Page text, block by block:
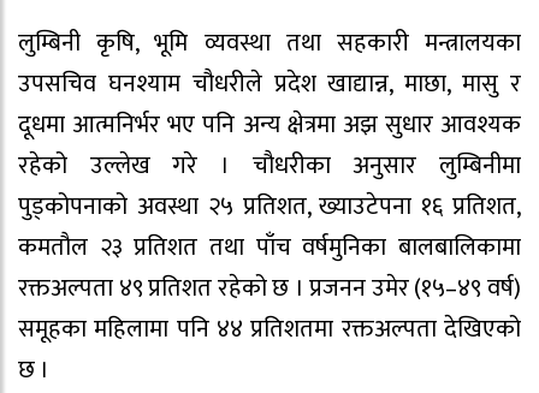
लुम्बिनी कृषि, भूमि व्यवस्था तथा सहकारी मन्त्रालयका
उपसचिव घनश्याम चौधरीले प्रदेश खाद्यान्न, माछा, मासु र
दूधमा आत्मनिर्भर भए पनि अन्य क्षेत्रमा अझ सुधार आवश्यक
रहेको उल्लेख गरे । चौधरीका अनुसार लुम्बिनीमा
पुड्कोपनाको अवस्था २५ प्रतिशत, ख्याउटेपना १६ प्रतिशत,
कमतौल २३ प्रतिशत तथा पाँच वर्षमुनिका बालबालिकामा
रक्तअल्पता ४९ प्रतिशत रहेको छ । प्रजनन उमेर (१५–४९ वर्ष)
समूहका महिलामा पनि ४४ प्रतिशतमा रक्तअल्पता देखिएको
छ ।